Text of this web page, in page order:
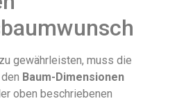
gewährleisten, muss die
Baum-Dimensionen
oben beschriebenen